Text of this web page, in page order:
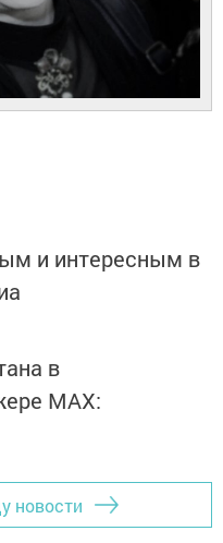
и интересным в
в
MАХ:
новости